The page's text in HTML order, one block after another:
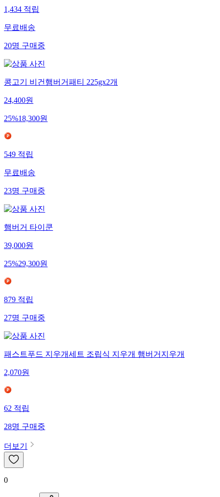
1,434 적립
무료배송
20명 구매중
콩고기 비건햄버거패티 225gx2개
24,400원
25%18,300원
549 적립
무료배송
23명 구매중
햄버거 타이쿤
39,000원
25%29,300원
879 적립
27명 구매중
패스트푸드 지우개세트 조립식 지우개 햄버거지우개
2,070원
62 적립
28명 구매중
더보기
0